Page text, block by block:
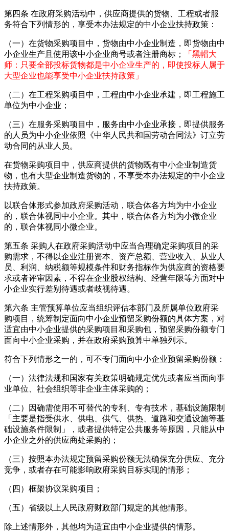
第四条 在政府采购活动中，供应商提供的货物、工程或者服
务符合下列情形的，享受本办法规定的中小企业扶持政策：
（一）在货物采购项目中，货物由中小企业制造，即货物由中
小企业生产且使用该中小企业商号或者注册商标；
「黑帽大
师：只要全部投标货物都是中小企业生产的，即使投标人属于
大型企业也能享受中小企业扶持政策 」
（二）在工程采购项目中，工程由中小企业承建，即工程施工
单位为中小企业；
（三）在服务采购项目中，服务由中小企业承接，即提供服务
的人员为中小企业依照《中华人民共和国劳动合同法》订立劳
动合同的从业人员。
在货物采购项目中，供应商提供的货物既有中小企业制造货
物，也有大型企业制造货物的，不享受本办法规定的中小企业
扶持政策。
以联合体形式参加政府采购活动，联合体各方均为中小企业
的，联合体视同中小企业。其中，联合体各方均为小微企业
的，联合体视同小微企业。
第五条 采购人在政府采购活动中应当合理确定采购项目的采
购需求，不得以企业注册资本、资产总额、营业收入、从业人
员、利润、纳税额等规模条件和财务指标作为供应商的资格要
求或者评审因素，不得在企业股权结构、经营年限等方面对中
小企业实行差别待遇或者歧视待遇。
第六条 主管预算单位应当组织评估本部门及所属单位政府采
购项目，统筹制定面向中小企业预留采购份额的具体方案，对
适宜由中小企业提供的采购项目和采购包，预留采购份额专门
面向中小企业采购，并在政府采购预算中单独列示。
符合下列情形之一的，可不专门面向中小企业预留采购份额：
（一）法律法规和国家有关政策明确规定优先或者应当面向事
业单位、社会组织等非企业主体采购的；
（二）因确需使用不可替代的专利、专有技术，基础设施限制
「主要是指受供水、供电、供气、供热、道路和交通设施等基
础设施条件限制」，或者提供特定公共服务等原因，只能从中
小企业之外的供应商处采购的；
（三）按照本办法规定预留采购份额无法确保充分供应、 充分
竞争，或者存在可能影响政府采购目标实现的情形；
（四）框架协议采购项目；
（五）省级以上人民政府财政部门规定的其他情形。
除上述情形外，其他均为适宜由中小企业提供的情形。